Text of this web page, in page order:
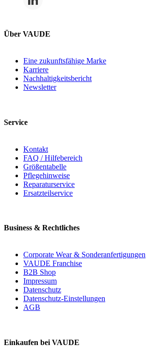
Über VAUDE
Eine zukunftsfähige Marke
Karriere
Nachhaltigkeitsbericht
Newsletter
Service
Kontakt
FAQ / Hilfebereich
Größentabelle
Pflegehinweise
Reparaturservice
Ersatzteilservice
Business & Rechtliches
Corporate Wear & Sonderanfertigungen
VAUDE Franchise
B2B Shop
Impressum
Datenschutz
Datenschutz-Einstellungen
AGB
Einkaufen bei VAUDE